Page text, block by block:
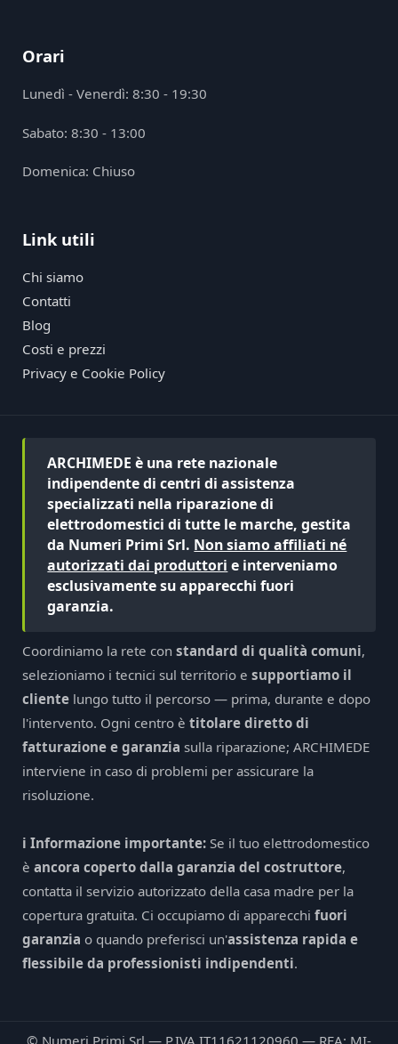
Orari
Lunedì - Venerdì: 8:30 - 19:30
Sabato: 8:30 - 13:00
Domenica: Chiuso
Link utili
Chi siamo
Contatti
Blog
Costi e prezzi
Privacy e Cookie Policy
ARCHIMEDE è una rete nazionale
indipendente di centri di assistenza
specializzati nella riparazione di
elettrodomestici di tutte le marche, gestita
da Numeri Primi Srl. Non siamo affiliati né
autorizzati dai produttori e interveniamo
esclusivamente su apparecchi fuori
garanzia.
Coordiniamo la rete constandard di qualità comuni,
selezioniamo i tecnici sul territorio esupportiamo il
cliente lungo tutto il percorso — prima, durante e dopo
l'intervento. Ogni centro ètitolare diretto di
fatturazione e garanzia sulla riparazione; ARCHIMEDE
interviene in caso di problemi per assicurare la
risoluzione.
ℹ️ Informazione importante: Se il tuo elettrodomestico
èancora coperto dalla garanzia del costruttore,
contatta il servizio autorizzato della casa madre per la
copertura gratuita. Ci occupiamo di apparecchifuori
garanzia o quando preferisci un'assistenza rapida e
flessibile da professionisti indipendenti.